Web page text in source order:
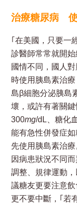
治療糖尿病
｢在美國，只要一
診醫師常常就開
國情不同，國人
時使用胰島素治
島β細胞分泌胰島
壞，或許有著關
300mg/dL、糖化
能有急性併發症
先使用胰島素治
因病患狀況不同
調整、規律運動
議糖友更要注意
更不要中斷，｢若